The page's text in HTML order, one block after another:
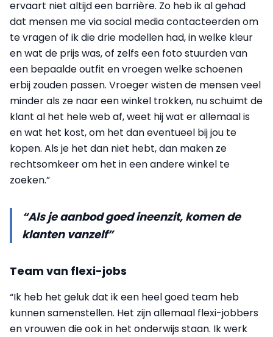
ervaart niet altijd een barrière. Zo heb ik al gehad
dat mensen me via social media contacteerden om
te vragen of ik die drie modellen had, in welke kleur
en wat de prijs was, of zelfs een foto stuurden van
een bepaalde outfit en vroegen welke schoenen
erbij zouden passen. Vroeger wisten de mensen veel
minder als ze naar een winkel trokken, nu schuimt de
klant al het hele web af, weet hij wat er allemaal is
en wat het kost, om het dan eventueel bij jou te
kopen. Als je het dan niet hebt, dan maken ze
rechtsomkeer om het in een andere winkel te
zoeken.”
“Als je aanbod goed ineenzit, komen de
klanten vanzelf”
Team van flexi-jobs
“Ik heb het geluk dat ik een heel goed team heb
kunnen samenstellen. Het zijn allemaal flexi-jobbers
en vrouwen die ook in het onderwijs staan. Ik werk